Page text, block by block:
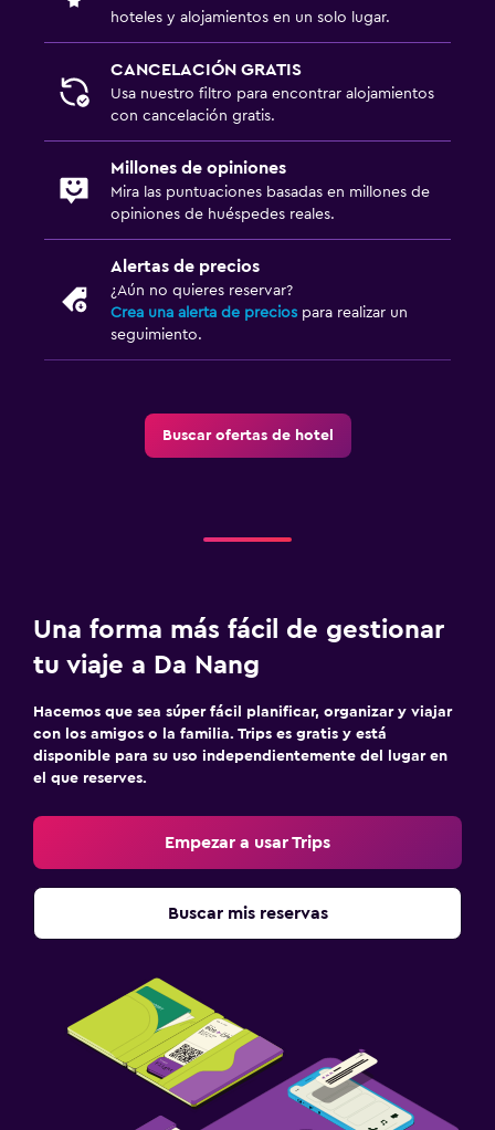
hoteles y alojamientos en un solo lugar.
CANCELACIÓN GRATIS
Usa nuestro filtro para encontrar alojamientos
con cancelación gratis.
Millones de opiniones
Mira las puntuaciones basadas en millones de
opiniones de huéspedes reales.
Alertas de precios
¿Aún no quieres reservar?
Crea una alerta de precios para realizar un
seguimiento.
Buscar ofertas de hotel
Una forma más fácil de gestionar
tu viaje a Da Nang
Hacemos que sea súper fácil planificar, organizar y viajar
con los amigos o la familia. Trips es gratis y está
disponible para su uso independientemente del lugar en
el que reserves.
Empezar a usar Trips
Buscar mis reservas